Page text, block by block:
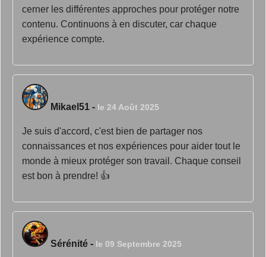
cerner les différentes approches pour protéger notre
contenu. Continuons à en discuter, car chaque
expérience compte.
Mikael51 - le 24 Août 2025
Je suis d'accord, c'est bien de partager nos
connaissances et nos expériences pour aider tout le
monde à mieux protéger son travail. Chaque conseil
est bon à prendre! 👍
Sérénité - le 09 Septembre 2025